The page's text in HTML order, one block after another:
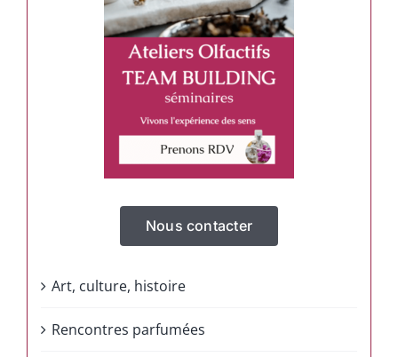
Nous contacter
Art, culture, histoire
Rencontres parfumées